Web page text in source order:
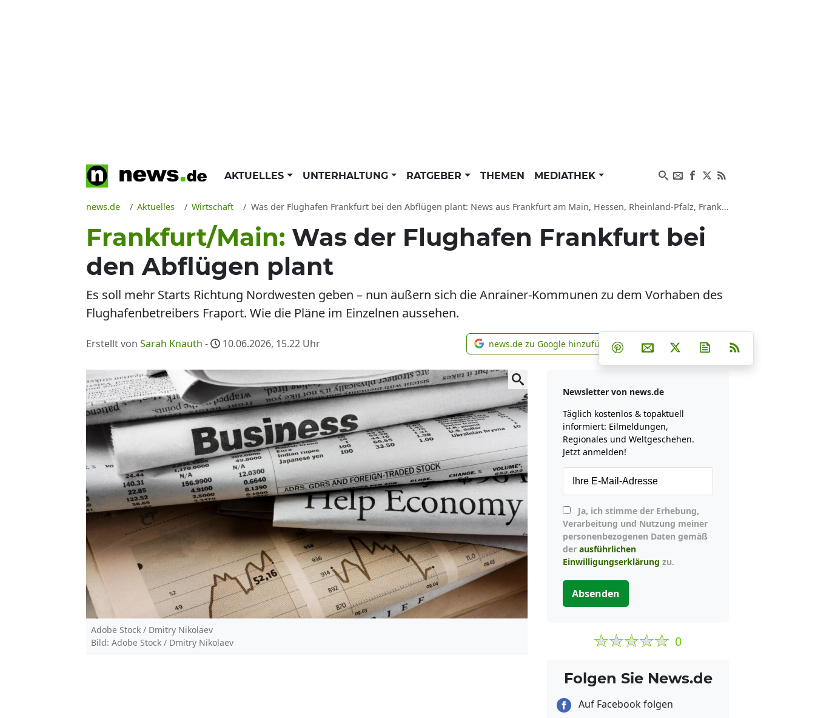
AKTUELLES UNTERHALTUNG RATGEBER THEMEN MEDIATHEK
news.de Aktuelles Wirtschaft Was der Flughafen Frankfurt bei den Abflügen plant: News aus Frankfurt am Main, Hessen, Rheinland-Pfalz, Frankfurt/Main zu Luftverkehr (dpa-RPSL)
Frankfurt/Main: Was der Flughafen Frankfurt bei
den Abflügen plant
Es soll mehr Starts Richtung Nordwesten geben – nun äußern sich die Anrainer-Kommunen zu dem Vorhaben des
Flughafenbetreibers Fraport. Wie die Pläne im Einzelnen aussehen.
Erstellt von Sarah Knauth - 10.06.2026, 15.22 Uhr news.de zu Google hinzufügen
news.de zu Google hinzufügen Teilen auf Facebook
Teilen auf Whatsapp
Teilen auf Telegram
Teilen auf Pinterest
Per E-Mail teilen
Post auf XNewsletter
Adobe Stock / Dmitry Nikolaev
Bild: Adobe Stock / Dmitry Nikolaev
Newsletter von news.de
Täglich kostenlos & topaktuell
informiert: Eilmeldungen,
Regionales und Weltgeschehen.
Jetzt anmelden!
Verarbeitung und Nutzung meiner
personenbezogenen Daten gemäß
der ausführlichen
Einwilligungserklärung zu.
Absenden
0
Folgen Sie News.de
Auf Facebook folgen